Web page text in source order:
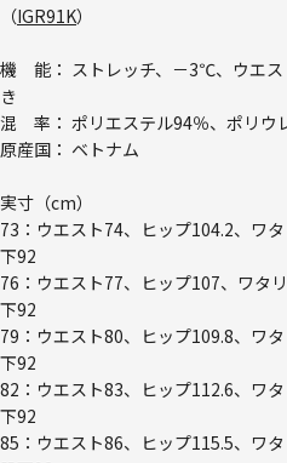
（IGR91K）
機 能： ストレッチ、－3℃、ウエス
き
混 率： ポリエステル94％、ポリウ
原産国： ベトナム
実寸（cm）
73：ウエスト74、ヒップ104.2、ワ
下92
76：ウエスト77、ヒップ107、ワタ
下92
79：ウエスト80、ヒップ109.8、ワ
下92
82：ウエスト83、ヒップ112.6、ワ
下92
85：ウエスト86、ヒップ115.5、ワ